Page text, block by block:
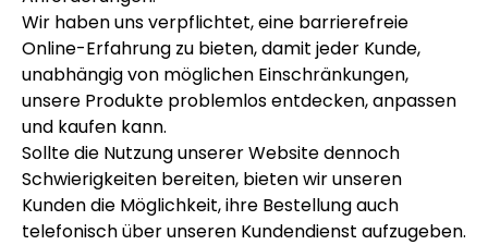
über 10.000
mal gekauft
34,99 €
Personalisierbar
Personalisierbares Retro-
Handtuch mit Text
mal gekauft
34,99 €
Personalisierbares Aperol
Spritz Glas mit Name
Wir haben uns verpflichtet, eine barrierefreie
Online-Erfahrung zu bieten, damit jeder Kunde,
unabhängig von möglichen Einschränkungen,
unsere Produkte problemlos entdecken, anpassen
und kaufen kann.
Sollte die Nutzung unserer Website dennoch
Schwierigkeiten bereiten, bieten wir unseren
Kunden die Möglichkeit, ihre Bestellung auch
telefonisch über unseren Kundendienst aufzugeben.